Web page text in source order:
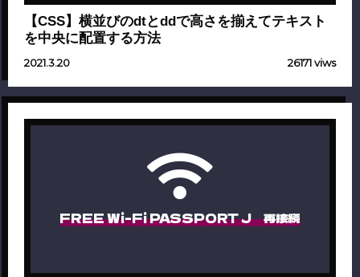
【CSS】横並びのdtとddで高さを揃えてテキスト
を中央に配置する方法
2021.3.20 26171 viws
FREE Wi-Fi PASSPORT J 再接続